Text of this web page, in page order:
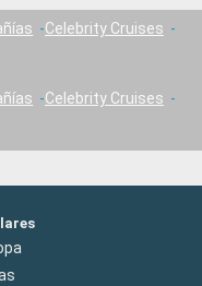
Celebrity Cruises
Celebrity Cruises